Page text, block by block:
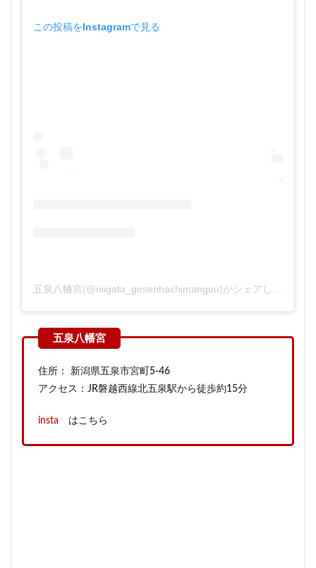
この投稿をInstagramで見る
住所： 新潟県五泉市宮町5‐46
アクセス：JR磐越西線北五泉駅から徒歩約15分
insta はこちら